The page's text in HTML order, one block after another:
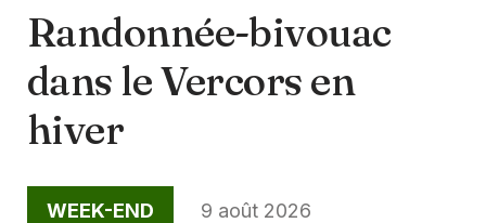
contenu
Randonnée-bivouac
dans le Vercors en
hiver
WEEK-END 9 août 2026